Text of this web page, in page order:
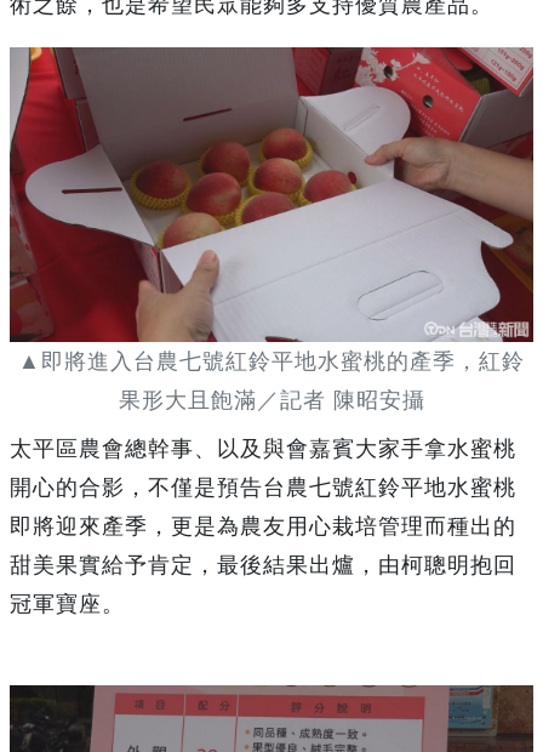
術之餘，也是希望民眾能夠多支持優質農產品。
▲即將進入台農七號紅鈴平地水蜜桃的產季，紅鈴
果形大且飽滿／記者 陳昭安攝
太平區農會總幹事、以及與會嘉賓大家手拿水蜜桃
開心的合影，不僅是預告台農七號紅鈴平地水蜜桃
即將迎來產季，更是為農友用心栽培管理而種出的
甜美果實給予肯定，最後結果出爐，由柯聰明抱回
冠軍寶座。